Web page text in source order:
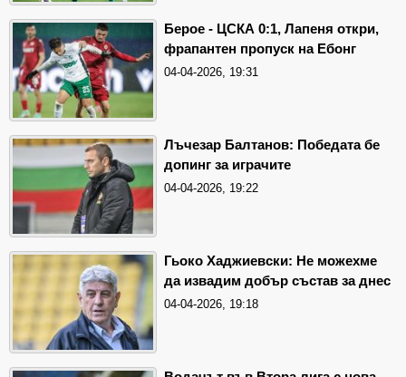
Берое - ЦСКА 0:1, Лапеня откри,
фрапантен пропуск на Ебонг
04-04-2026, 19:31
Лъчезар Балтанов: Победата бе
допинг за играчите
04-04-2026, 19:22
Гьоко Хаджиевски: Не можехме
да извадим добър състав за днес
04-04-2026, 19:18